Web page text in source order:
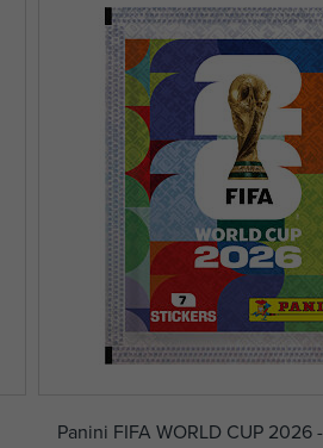
Panini FIFA WORLD CUP 2026